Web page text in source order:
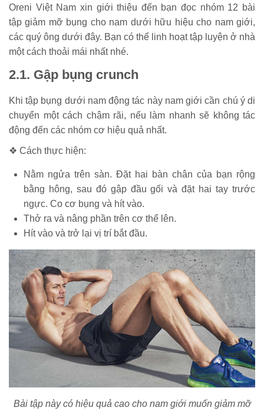
Oreni Việt Nam xin giới thiệu đến bạn đọc nhóm 12 bài
tập giảm mỡ bụng cho nam dưới hữu hiệu cho nam giới,
các quý ông dưới đây. Bạn có thể linh hoạt tập luyện ở nhà
một cách thoải mái nhất nhé.
2.1. Gập bụng crunch
Khi tập bụng dưới nam động tác này nam giới cần chú ý di
chuyển một cách chậm rãi, nếu làm nhanh sẽ không tác
động đến các nhóm cơ hiệu quả nhất.
❖ Cách thực hiện:
Nằm ngửa trên sàn. Đặt hai bàn chân của bạn rộng
bằng hông, sau đó gập đầu gối và đặt hai tay trước
ngực. Co cơ bụng và hít vào.
Thở ra và nâng phần trên cơ thể lên.
Hít vào và trở lại vị trí bắt đầu.
Bài tập này có hiệu quả cao cho nam giới muốn giảm mỡ